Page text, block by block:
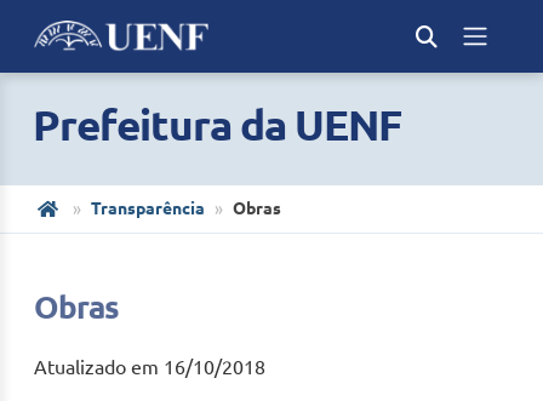
Prefeitura da UENF
Transparência Obras
Obras
Atualizado em 16/10/2018